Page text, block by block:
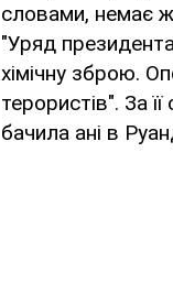
словами, немає
"Уряд
хімічну зброю.
терористів". За
бачила ані в